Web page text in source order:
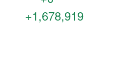
+1,678,919